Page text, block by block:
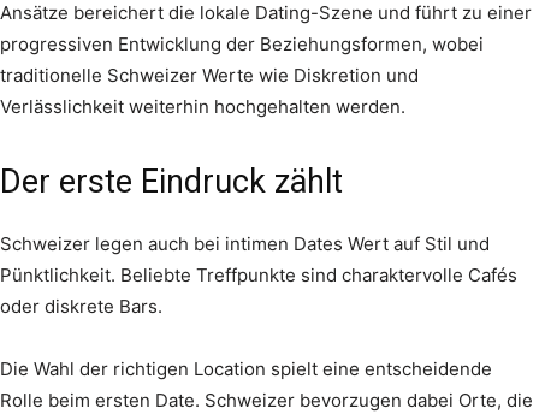
Ansätze bereichert die lokale Dating-Szene und führt zu einer
progressiven Entwicklung der Beziehungsformen, wobei
traditionelle Schweizer Werte wie Diskretion und
Verlässlichkeit weiterhin hochgehalten werden.
Der erste Eindruck zählt
Schweizer legen auch bei intimen Dates Wert auf Stil und
Pünktlichkeit. Beliebte Treffpunkte sind charaktervolle Cafés
oder diskrete Bars.
Die Wahl der richtigen Location spielt eine entscheidende
Rolle beim ersten Date. Schweizer bevorzugen dabei Orte, die